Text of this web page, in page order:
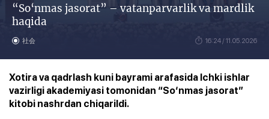
“So‘nmas jasorat” – vatanparvarlik va mardlik
haqida
社会 16:24 / 11.05.2026
Xotira va qadrlash kuni bayrami arafasida Ichki ishlar
vazirligi akademiyasi tomonidan “So‘nmas jasorat”
kitobi nashrdan chiqarildi.